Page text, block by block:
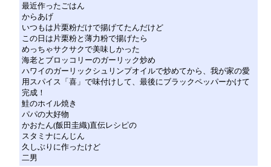
最近作ったごはん
からあげ
いつもは片栗粉だけで揚げてたんだけど
この日は片栗粉と薄力粉で揚げたら
めっちゃサクサクで美味しかった
海老とブロッコリーのガーリック炒め
ハワイのガーリックシュリンプオイルで炒めてから、我が家の愛
用スパイス「喜」で味付けして、最後にブラックペッパーかけて
完成！
鮭のホイル焼き
パパの大好物
かおたん(飯田圭織)直伝レシピの
スタミナにんじん
久しぶりに作ったけど
二男